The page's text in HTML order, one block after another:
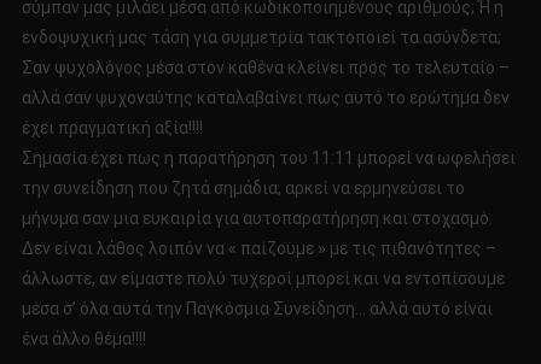
σύμπαν μας μιλάει μέσα από κωδικοποιημένους αριθμούς; Ή η
ενδοψυχική μας τάση για συμμετρία τακτοποιεί τα ασύνδετα;
Σαν ψυχολόγος μέσα στον καθένα κλείνει προς το τελευταίο –
αλλά σαν ψυχοναύτης καταλαβαίνει πως αυτό το ερώτημα δεν
έχει πραγματική αξία!!!!
Σημασία έχει πως η παρατήρηση του 11:11 μπορεί να ωφελήσει
την συνείδηση που ζητά σημάδια, αρκεί να ερμηνεύσει το
μήνυμα σαν μια ευκαιρία για αυτοπαρατήρηση και στοχασμό.
Δεν είναι λάθος λοιπόν να « παίζουμε » με τις πιθανότητες –
άλλωστε, αν είμαστε πολύ τυχεροί μπορεί και να εντοπίσουμε
μέσα σ’ όλα αυτά την Παγκόσμια Συνείδηση… αλλά αυτό είναι
ένα άλλο θέμα!!!!